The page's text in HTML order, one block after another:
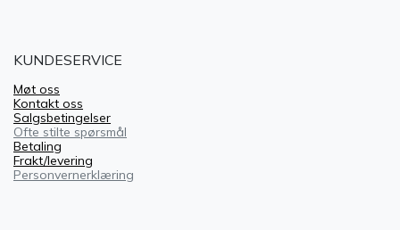
KUNDESERVICE
Møt oss
Kontakt oss
Salgsbetingelser
Ofte stilte spørsmål
Betaling
Frakt/levering
Personvernerklæring